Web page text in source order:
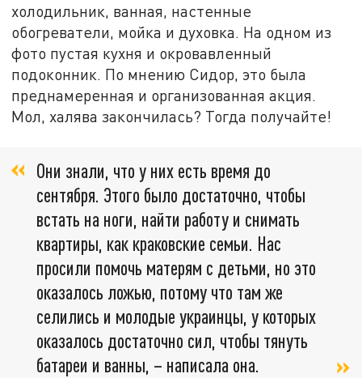
холодильник, ванная, настенные
обогреватели, мойка и духовка. На одном из
фото пустая кухня и окровавленный
подоконник. По мнению Сидор, это была
преднамеренная и организованная акция.
Мол, халява закончилась? Тогда получайте!
Они знали, что у них есть время до
сентября. Этого было достаточно, чтобы
встать на ноги, найти работу и снимать
квартиры, как краковские семьи. Нас
просили помочь матерям с детьми, но это
оказалось ложью, потому что там же
селились и молодые украинцы, у которых
оказалось достаточно сил, чтобы тянуть
батареи и ванны, – написала она.